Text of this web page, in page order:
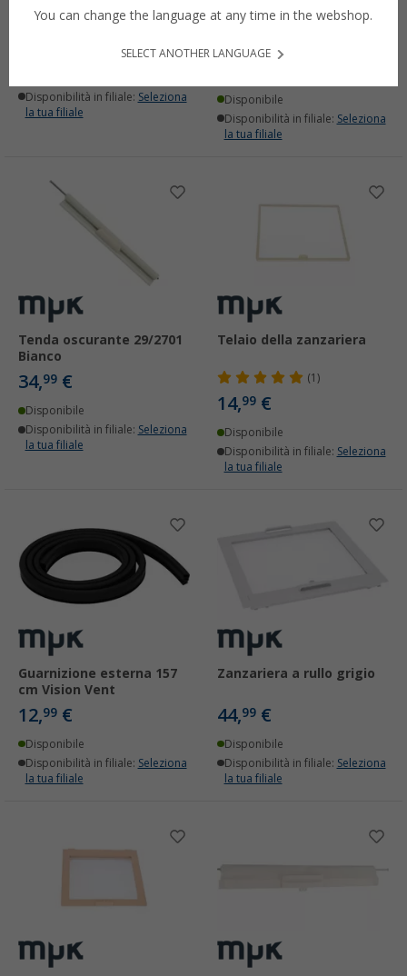
Zanzariera a rullo bianca
Disponibilità in filiale: Seleziona
la tua filiale
Set di bloccaggio
Disponibile
Disponibilità in filiale: Seleziona
la tua filiale
Tenda oscurante 29/2701
Bianco
34,99 €
Disponibile
Disponibilità in filiale: Seleziona
la tua filiale
Telaio della zanzariera
(1)
14,99 €
Disponibile
Disponibilità in filiale: Seleziona
la tua filiale
Guarnizione esterna 157
cm Vision Vent
12,99 €
Disponibile
Disponibilità in filiale: Seleziona
la tua filiale
Zanzariera a rullo grigio
44,99 €
Disponibile
Disponibilità in filiale: Seleziona
la tua filiale
You can change the language at any time in the webshop.
SELECT ANOTHER LANGUAGE